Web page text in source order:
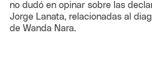
no dudó en opinar sobre las
Jorge Lanata, relacionadas al
de Wanda Nara.